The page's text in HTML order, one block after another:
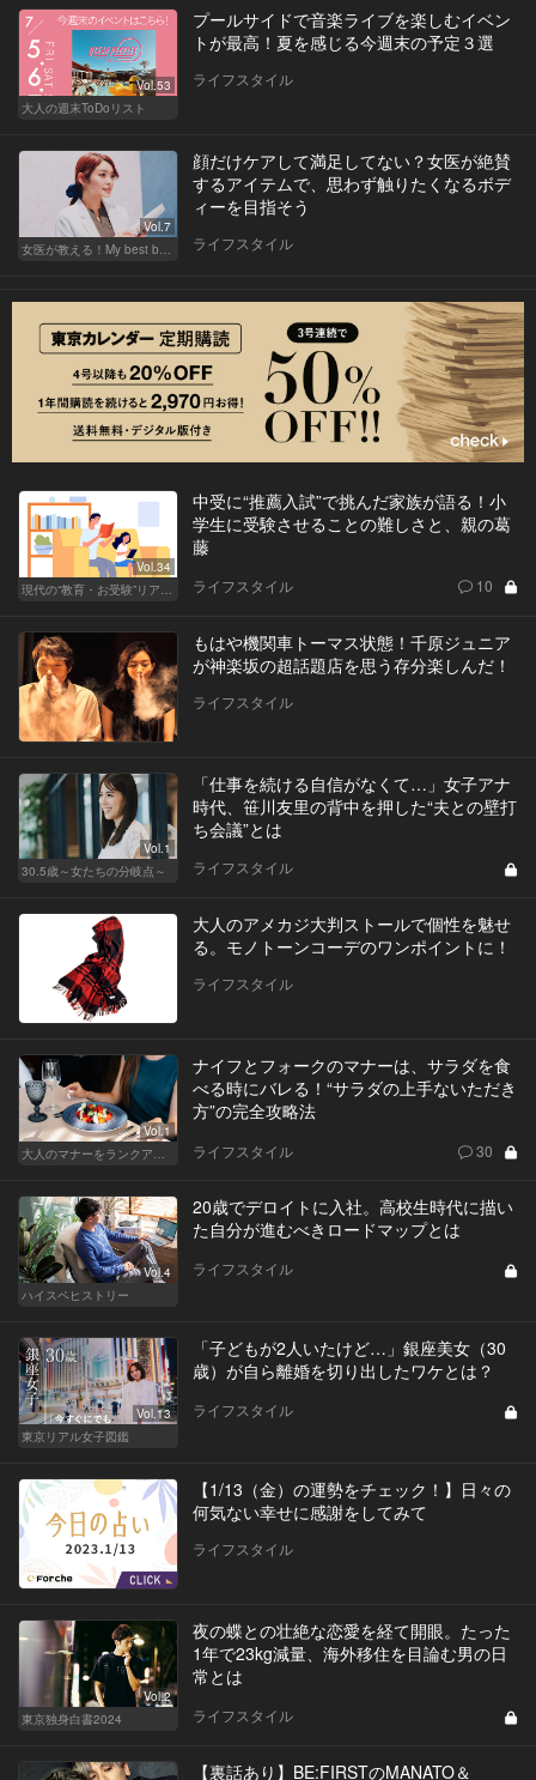
Vol.53
大人の週末ToDoリスト
プールサイドで音楽ライブを楽しむイベン
トが最高！夏を感じる今週末の予定３選
ライフスタイル
Vol.7
顔だけケアして満足してない？女医が絶賛
するアイテムで、思わず触りたくなるボデ
ィーを目指そう
ライフスタイル
Vol.34
中受に“推薦入試”で挑んだ家族が語る！小
学生に受験させることの難しさと、親の葛
藤
ライフスタイル 10
もはや機関車トーマス状態！千原ジュニア
が神楽坂の超話題店を思う存分楽しんだ！
ライフスタイル
Vol.1
30.5歳～女たちの分岐点～
「仕事を続ける自信がなくて…」女子アナ
時代、笹川友里の背中を押した“夫との壁打
ち会議”とは
ライフスタイル
大人のアメカジ大判ストールで個性を魅せ
る。モノトーンコーデのワンポイントに！
ライフスタイル
Vol.1
大人のマナーをランクアップせよ
ナイフとフォークのマナーは、サラダを食
べる時にバレる！“サラダの上手ないただき
方”の完全攻略法
ライフスタイル 30
Vol.4
ハイスペヒストリー
20歳でデロイトに入社。高校生時代に描い
た自分が進むべきロードマップとは
ライフスタイル
Vol.13
東京リアル女子図鑑
「子どもが2人いたけど…」銀座美女（30
歳）が自ら離婚を切り出したワケとは？
ライフスタイル
【1/13（金）の運勢をチェック！】日々の
何気ない幸せに感謝をしてみて
ライフスタイル
Vol.2
東京独身白書2024
夜の蝶との壮絶な恋愛を経て開眼。たった
1年で23kg減量、海外移住を目論む男の日
常とは
ライフスタイル
【裏話あり】BE:FIRSTのMANATO＆